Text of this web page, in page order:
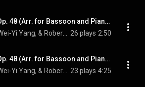
Dichterliebe, Op. 48 (Arr. for Bassoon and Piano by Frank Morelli): XV. Aus alten Märchen winkt es
26 plays 2:50
Dichterliebe, Op. 48 (Arr. for Bassoon and Piano by Frank Morelli): XVI. Die alten, bösen Lieder
23 plays 4:25